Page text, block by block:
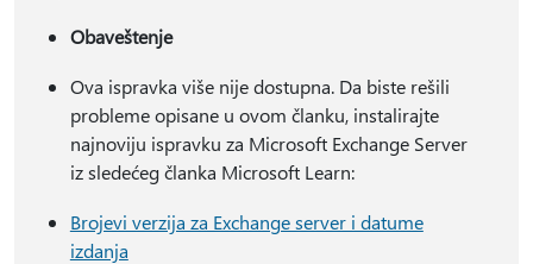
Obaveštenje
Ova ispravka više nije dostupna. Da biste rešili
probleme opisane u ovom članku, instalirajte
najnoviju ispravku za Microsoft Exchange Server
iz sledećeg članka Microsoft Learn:
Brojevi verzija za Exchange server i datume
izdanja